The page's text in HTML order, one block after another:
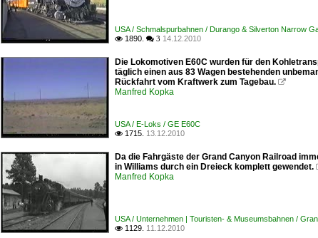
USA / Schmalspurbahnen / Durango & Silverton Narrow
 1890.  3 14.12.2010
Die Lokomotiven E60C wurden für den
täglich einen aus 83 Wagen bestehenden
Rückfahrt vom Kraftwerk zum Tagebau. 
Manfred Kopka
USA / E-Loks / GE E60C
 1715. 13.12.2010
Da die Fahrgäste der Grand Canyon Railroad
in Williams durch ein Dreieck komplett gewendet.
Manfred Kopka
USA / Unternehmen | Touristen- & Museumsbahnen /
 1129. 11.12.2010